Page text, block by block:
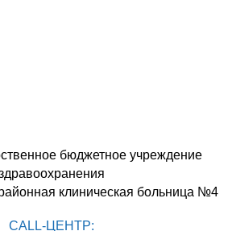
CALL-ЦЕНТР:
бюджетное учреждение
клиническая больница №4